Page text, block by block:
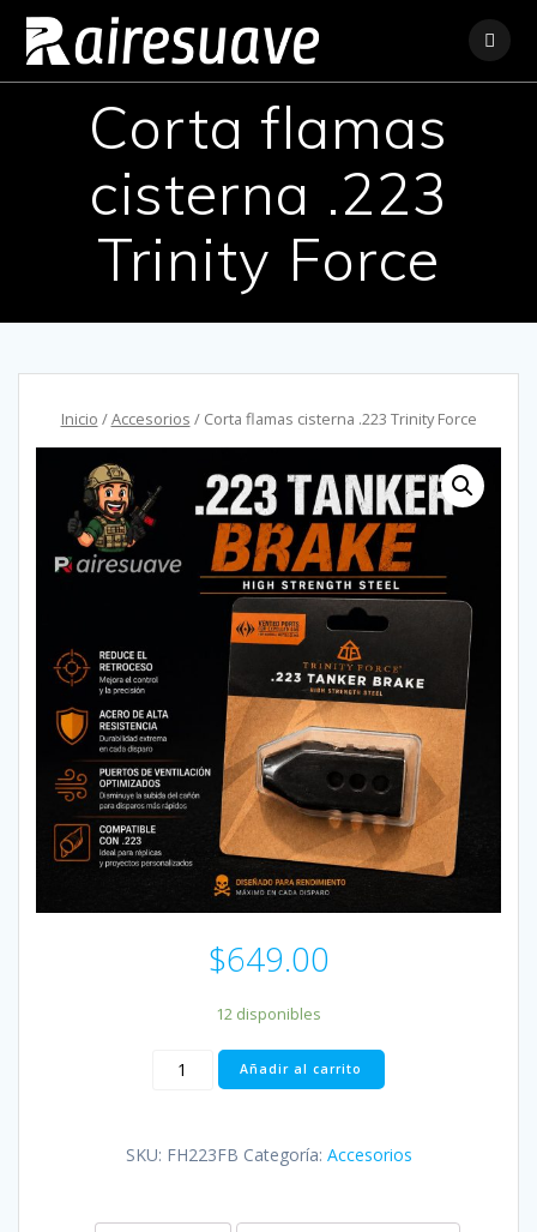
al
contenido
Corta flamas
cisterna .223
Trinity Force
Inicio /Accesorios / Corta flamas cisterna .223 Trinity Force
$649.00
12 disponibles
Corta
flamas
Trinity
Añadir al carrito
SKU: FH223FB Categoría: Accesorios